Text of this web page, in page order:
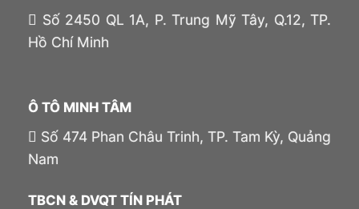
Số 2450 QL 1A, P. Trung Mỹ Tây, Q.12, TP.
Hồ Chí Minh
Ô TÔ MINH TÂM
Số 474 Phan Châu Trinh, TP. Tam Kỳ, Quảng
Nam
TBCN & DVQT TÍN PHÁT